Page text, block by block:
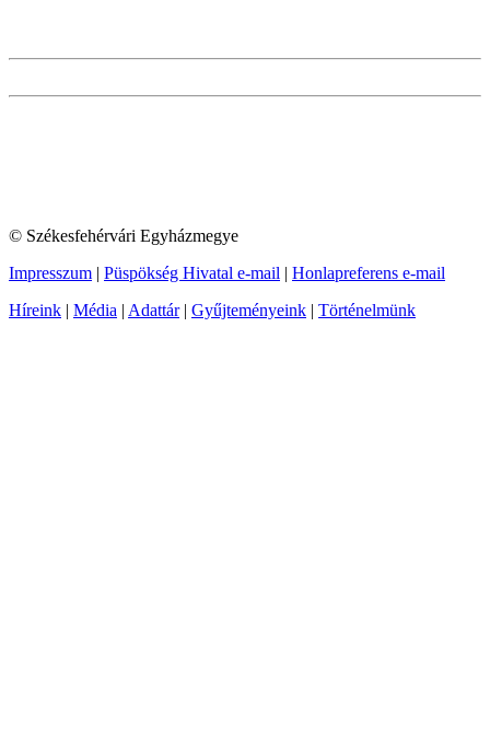
© Székesfehérvári Egyházmegye
Impresszum | Püspökség Hivatal e-mail | Honlapreferens e-mail
Híreink | Média | Adattár| Gyűjteményeink | Történelmünk